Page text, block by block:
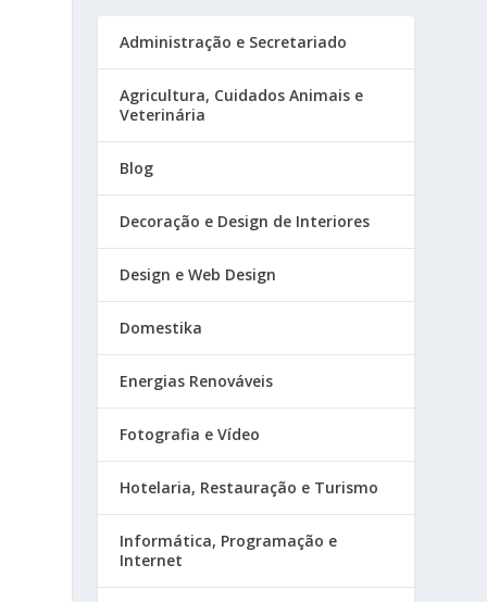
Administração e Secretariado
Agricultura, Cuidados Animais e
Veterinária
Blog
Decoração e Design de Interiores
Design e Web Design
Domestika
Energias Renováveis
Fotografia e Vídeo
Hotelaria, Restauração e Turismo
Informática, Programação e
Internet